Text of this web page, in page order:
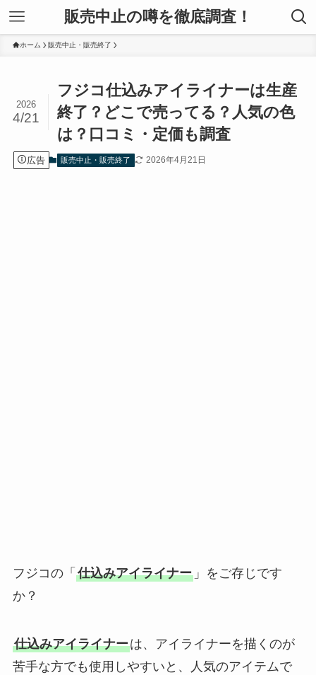
販売中止の噂を徹底調査！
ホーム 販売中止・販売終了
フジコ仕込みアイライナーは生産
終了？どこで売ってる？人気の色
は？口コミ・定価も調査
2026
4/21
広告 販売中止・販売終了 2026年4月21日
フジコの「 仕込みアイライナー」をご存じです
か？
仕込みアイライナーは、アイライナーを描くのが
苦手な方でも使用しやすいと、人気のアイテムで